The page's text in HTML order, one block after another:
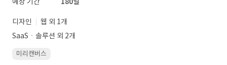
디자인
웹 외 1개
SaaSㆍ솔루션 외 2개
미리캔버스